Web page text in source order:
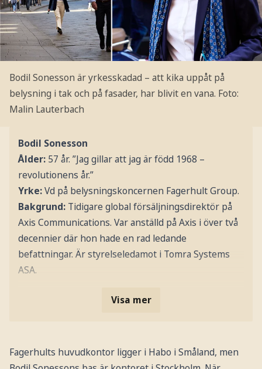
Bodil Sonesson är yrkesskadad – att kika uppåt på
belysning i tak och på fasader, har blivit en vana. Foto:
Malin Lauterbach
Bodil Sonesson
Ålder: 57 år. ”Jag gillar att jag är född 1968 –
revolutionens år.”
Yrke:Vd på belysningskoncernen Fagerhult Group.
Bakgrund: Tidigare global försäljningsdirektör på
Axis Communications. Var anställd på Axis i över två
decennier där hon hade en rad ledande
befattningar. Är styrelseledamot i Tomra Systems
ASA.
Visa mer
Fagerhults huvudkontor ligger i Habo i Småland, men